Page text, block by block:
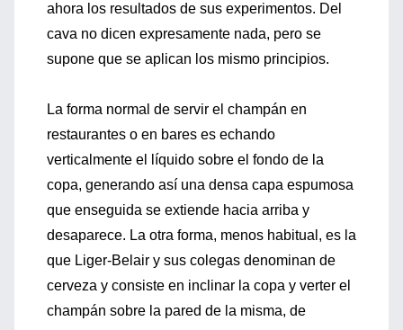
ahora los resultados de sus experimentos. Del
cava no dicen expresamente nada, pero se
supone que se aplican los mismo principios.
La forma normal de servir el champán en
restaurantes o en bares es echando
verticalmente el líquido sobre el fondo de la
copa, generando así una densa capa espumosa
que enseguida se extiende hacia arriba y
desaparece. La otra forma, menos habitual, es la
que Liger-Belair y sus colegas denominan de
cerveza y consiste en inclinar la copa y verter el
champán sobre la pared de la misma, de